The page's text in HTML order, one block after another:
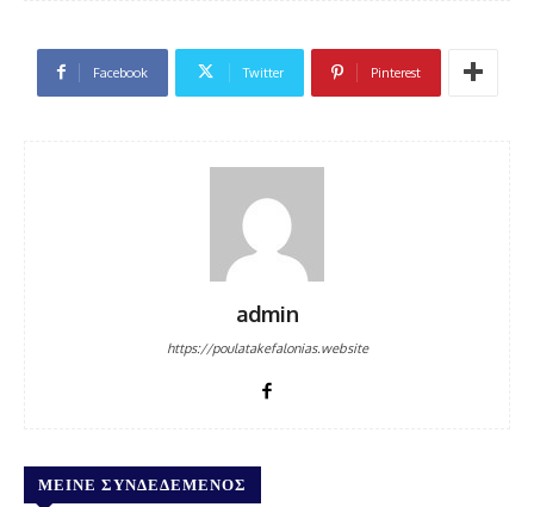
Facebook Twitter Pinterest
admin
https://poulatakefalonias.website
ΜΕΊΝΕ ΣΥΝΔΕΔΕΜΈΝΟΣ